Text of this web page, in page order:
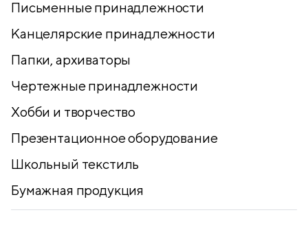
Письменные принадлежности
Канцелярские принадлежности
Папки, архиваторы
Чертежные принадлежности
Хобби и творчество
Презентационное оборудование
Школьный текстиль
Бумажная продукция